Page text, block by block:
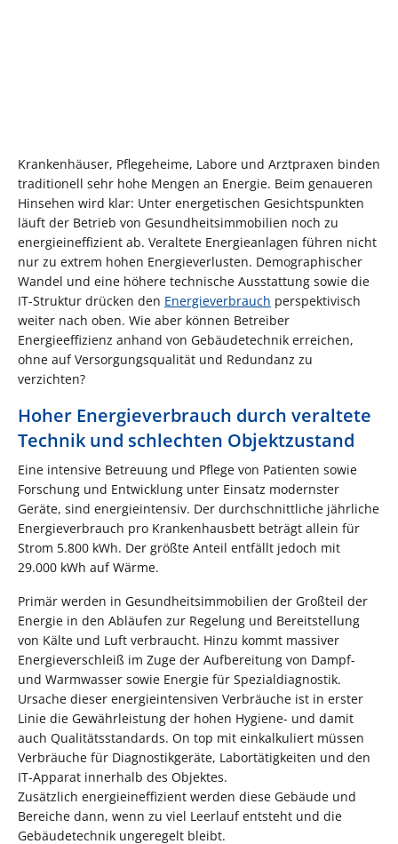
Krankenhäuser, Pflegeheime, Labore und Arztpraxen binden
traditionell sehr hohe Mengen an Energie. Beim genaueren
Hinsehen wird klar: Unter energetischen Gesichtspunkten
läuft der Betrieb von Gesundheitsimmobilien noch zu
energieineffizient ab. Veraltete Energieanlagen führen nicht
nur zu extrem hohen Energieverlusten. Demographischer
Wandel und eine höhere technische Ausstattung sowie die
IT-Struktur drücken den Energieverbrauch perspektivisch
weiter nach oben. Wie aber können Betreiber
Energieeffizienz anhand von Gebäudetechnik erreichen,
ohne auf Versorgungsqualität und Redundanz zu
verzichten?
Hoher Energieverbrauch durch veraltete
Technik und schlechten Objektzustand
Eine intensive Betreuung und Pflege von Patienten sowie
Forschung und Entwicklung unter Einsatz modernster
Geräte, sind energieintensiv. Der durchschnittliche jährliche
Energieverbrauch pro Krankenhausbett beträgt allein für
Strom 5.800 kWh. Der größte Anteil entfällt jedoch mit
29.000 kWh auf Wärme.
Primär werden in Gesundheitsimmobilien der Großteil der
Energie in den Abläufen zur Regelung und Bereitstellung
von Kälte und Luft verbraucht. Hinzu kommt massiver
Energieverschleiß im Zuge der Aufbereitung von Dampf-
und Warmwasser sowie Energie für Spezialdiagnostik.
Ursache dieser energieintensiven Verbräuche ist in erster
Linie die Gewährleistung der hohen Hygiene- und damit
auch Qualitätsstandards. On top mit einkalkuliert müssen
Verbräuche für Diagnostikgeräte, Labortätigkeiten und den
IT-Apparat innerhalb des Objektes.
Zusätzlich energieineffizient werden diese Gebäude und
Bereiche dann, wenn zu viel Leerlauf entsteht und die
Gebäudetechnik ungeregelt bleibt.